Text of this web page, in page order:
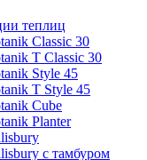
теплиц
Classic 30
T Classic 30
Style 45
Т Style 45
Cube
Planter
с тамбуром